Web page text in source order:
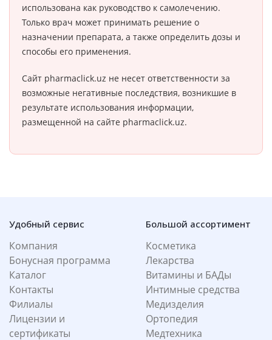
использована как руководство к самолечению.
Только врач может принимать решение о
назначении препарата, а также определить дозы и
способы его применения.
Сайт pharmaclick.uz не несет ответственности за
возможные негативные последствия, возникшие в
результате использования информации,
размещенной на сайте pharmaclick.uz.
Удобный сервис
Компания
Бонусная программа
Каталог
Контакты
Филиалы
Лицензии и
сертификаты
Большой ассортимент
Косметика
Лекарства
Витамины и БАДы
Интимные средства
Медизделия
Ортопедия
Медтехника